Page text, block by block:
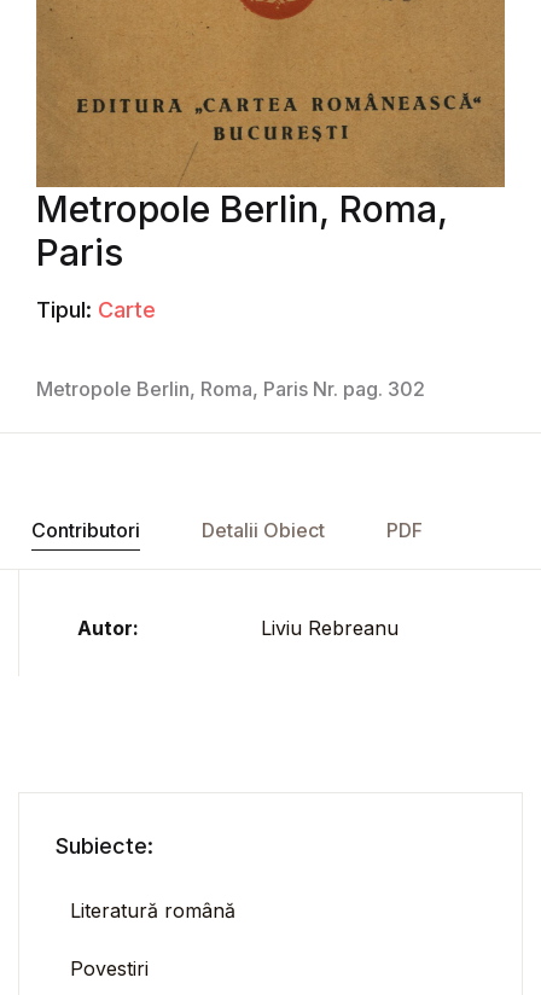
Metropole Berlin, Roma,
Paris
Tipul: Carte
Metropole Berlin, Roma, Paris Nr. pag. 302
Contributori Detalii Obiect PDF
Autor: Liviu Rebreanu
Subiecte:
Literatură română
Povestiri